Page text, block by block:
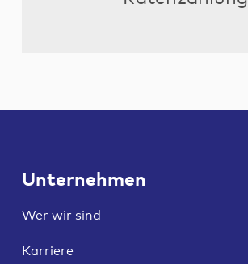
Unternehmen
Wer wir sind
Karriere